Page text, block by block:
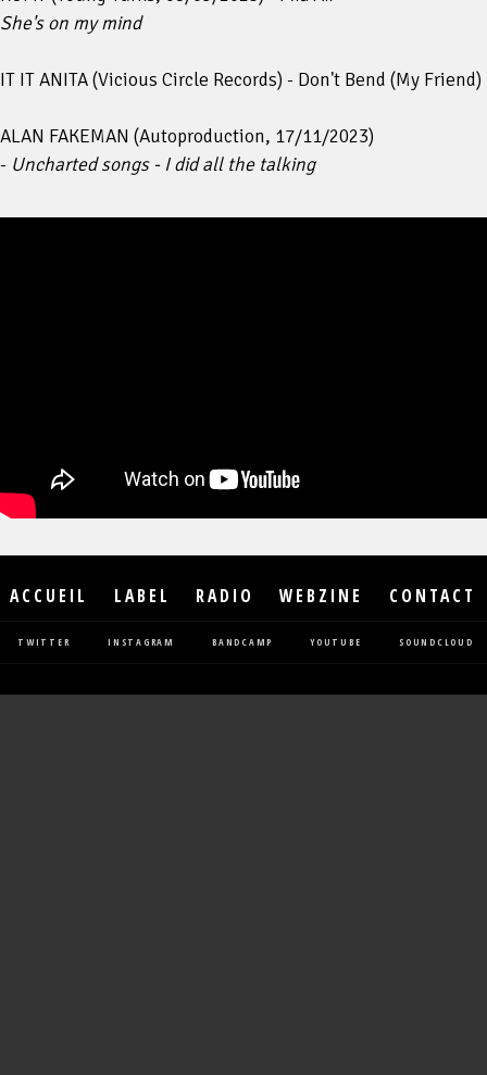
She's on my mind
IT IT ANITA (Vicious Circle Records) - Don't Bend (My Friend)
ALAN FAKEMAN (Autoproduction, 17/11/2023)
- Uncharted songs - I did all the talking
ACCUEIL LABEL RADIO WEBZINE CONTACT
TWITTER INSTAGRAM BANDCAMP YOUTUBE SOUNDCLOUD